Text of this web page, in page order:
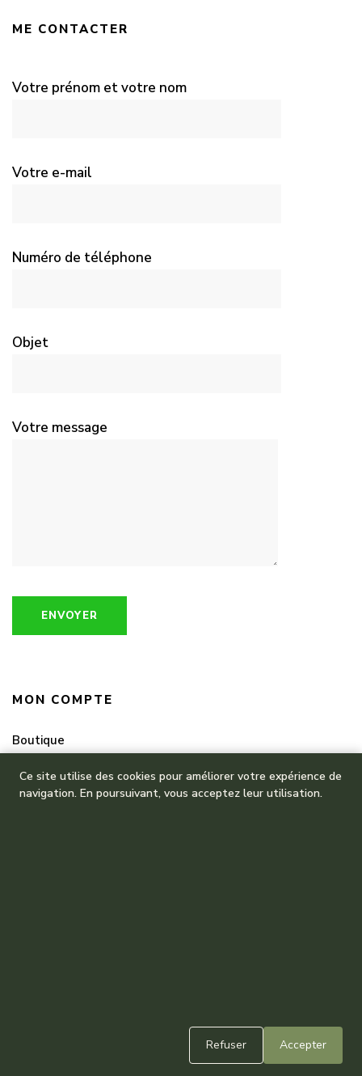
ME CONTACTER
Votre prénom et votre nom
Votre e-mail
Numéro de téléphone
Objet
Votre message
MON COMPTE
Boutique
Mes commandes
Ce site utilise des cookies pour améliorer votre expérience de
navigation. En poursuivant, vous acceptez leur utilisation.
Refuser Accepter